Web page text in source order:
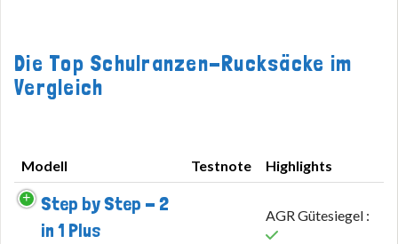
Die Top Schulranzen-Rucksäcke im
Vergleich
Modell Testnote
Highlights
Modell
Step by Step - 2
in 1 Plus
AGR Gütesiegel :